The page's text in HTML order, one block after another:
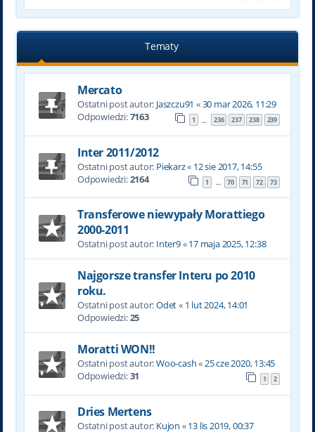
Tematy
Mercato
Ostatni post autor: Jaszczu91 «30 mar 2026, 11:29
Odpowiedzi:7163 1 … 236 237 238 239
Inter 2011/2012
Ostatni post autor: Piekarz« 12 sie 2017, 14:55
Odpowiedzi:2164 1 … 70 71 72 73
Transferowe niewypały Morattiego
2000-2011
Ostatni post autor: Inter9«17 maja 2025, 12:38
Najgorsze transfer Interu po 2010
roku.
Ostatni post autor:Odet« 1 lut 2024, 14:01
Odpowiedzi:25
Moratti WON!!
Ostatni post autor:Woo-cash«25 cze 2020, 13:45
Odpowiedzi:31 1 2
Dries Mertens
Ostatni post autor: Kujon «13 lis 2019, 00:37